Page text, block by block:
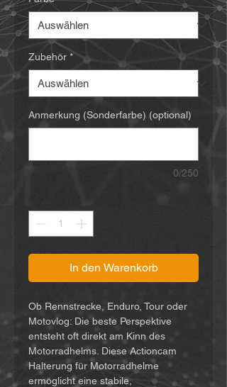
Zubehör *
Anmerkung (Sonderfarbe) (optional)
0/250
In den Warenkorb
Ob Rennstrecke, Enduro, Tour oder
Motovlog: Die beste Perspektive
entsteht oft direkt am Kinn des
Motorradhelms. Diese Actioncam
Halterung für Motorradhelme
ermöglicht eine stabile,